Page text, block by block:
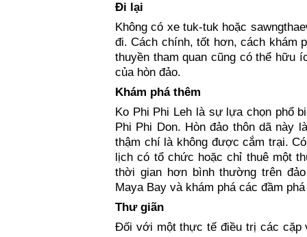
Đi lại
Không có xe tuk-tuk hoặc
đi. Cách chính, tốt hơn, cách khám
thuyền tham quan cũng có thể hữu
của hòn đảo.
Khám phá thêm
Ko Phi Phi Leh là sự lựa chọn phổ
Phi Phi Don. Hòn đảo thôn dã này
thậm chí là không được cắm trại.
lịch có tổ chức hoặc chỉ thuê một
thời gian hơn bình thường trên
Maya Bay và khám phá các đầm
Thư giãn
Đối với một thực tế điều trị các cặp